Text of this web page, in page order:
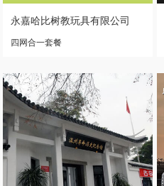
永嘉哈比树教玩具有限公司
四网合一套餐